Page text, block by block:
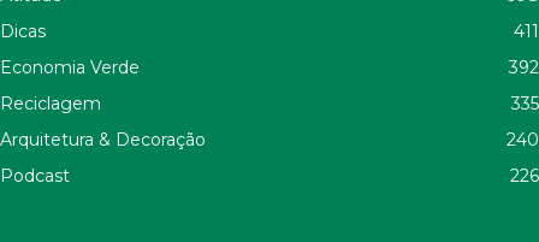
Dicas
411
Economia Verde
392
Reciclagem
335
Arquitetura & Decoração
240
Podcast
226